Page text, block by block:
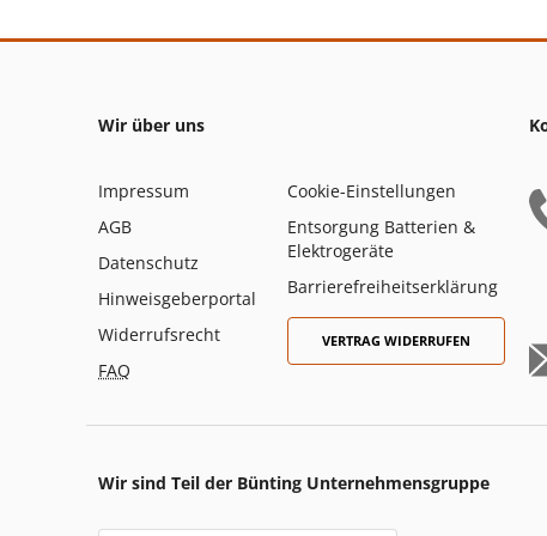
Wir über uns
Impressum
AGB
Datenschutz
Hinweisgeberportal
Widerrufsrecht
FAQ
Cookie-Einstellungen
Entsorgung Batterien &
Elektrogeräte
Barrierefreiheitserklärung
VERTRAG WIDERRUFEN
Wir sind Teil der Bünting Unternehmensgruppe